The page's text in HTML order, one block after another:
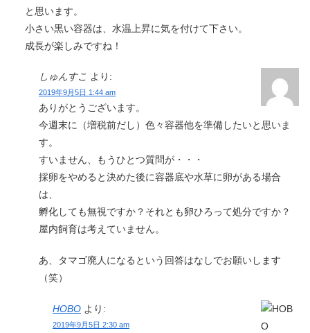
と思います。
小さい黒い容器は、水温上昇に気を付けて下さい。
成長が楽しみですね！
しゅんすこ より:
2019年9月5日 1:44 am
ありがとうございます。
今週末に（増税前だし）色々容器他を準備したいと思いま
す。
すいません、もうひとつ質問が・・・
採卵をやめると決めた後に容器底や水草に卵がある場合
は、
孵化しても無視ですか？それとも卵ひろって処分ですか？
屋内飼育は考えていません。
あ、タマゴ廃人になるという回答はなしでお願いします
（笑）
HOBO より:
2019年9月5日 2:30 am